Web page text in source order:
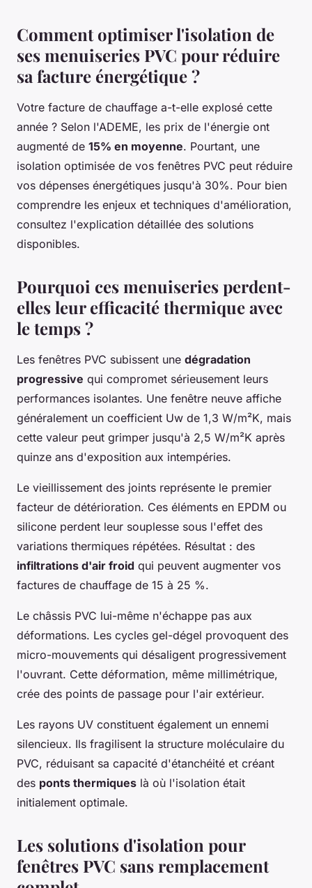
Comment optimiser l'isolation de
ses menuiseries PVC pour réduire
sa facture énergétique ?
Votre facture de chauffage a-t-elle explosé cette
année ? Selon l'ADEME, les prix de l'énergie ont
augmenté de 15% en moyenne. Pourtant, une
isolation optimisée de vos fenêtres PVC peut réduire
vos dépenses énergétiques jusqu'à 30%. Pour bien
comprendre les enjeux et techniques d'amélioration,
consultez l'explication détaillée des solutions
disponibles.
Pourquoi ces menuiseries perdent-
elles leur efficacité thermique avec
le temps ?
Les fenêtres PVC subissent une dégradation
progressive qui compromet sérieusement leurs
performances isolantes. Une fenêtre neuve affiche
généralement un coefficient Uw de 1,3 W/m²K, mais
cette valeur peut grimper jusqu'à 2,5 W/m²K après
quinze ans d'exposition aux intempéries.
Le vieillissement des joints représente le premier
facteur de détérioration. Ces éléments en EPDM ou
silicone perdent leur souplesse sous l'effet des
variations thermiques répétées. Résultat : des
infiltrations d'air froid qui peuvent augmenter vos
factures de chauffage de 15 à 25 %.
Le châssis PVC lui-même n'échappe pas aux
déformations. Les cycles gel-dégel provoquent des
micro-mouvements qui désaligent progressivement
l'ouvrant. Cette déformation, même millimétrique,
crée des points de passage pour l'air extérieur.
Les rayons UV constituent également un ennemi
silencieux. Ils fragilisent la structure moléculaire du
PVC, réduisant sa capacité d'étanchéité et créant
des ponts thermiques là où l'isolation était
initialement optimale.
Les solutions d'isolation pour
fenêtres PVC sans remplacement